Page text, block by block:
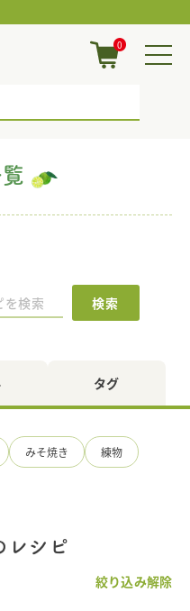
0
検索
タグ
みそ焼き 練物
レシピ
絞り込み解除